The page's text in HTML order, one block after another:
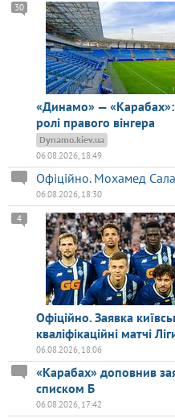
«Динамо» — «Карабах»:
ролі правого вінгера
30
Dynamo.kiev.ua
06.08.2026, 18:49
Офіційно. Мохамед
06.08.2026, 18:30
Офіційно. Заявка
кваліфікаційні матчі
4
06.08.2026, 18:06
«Карабах» доповнив
списком Б
06.08.2026, 17:42